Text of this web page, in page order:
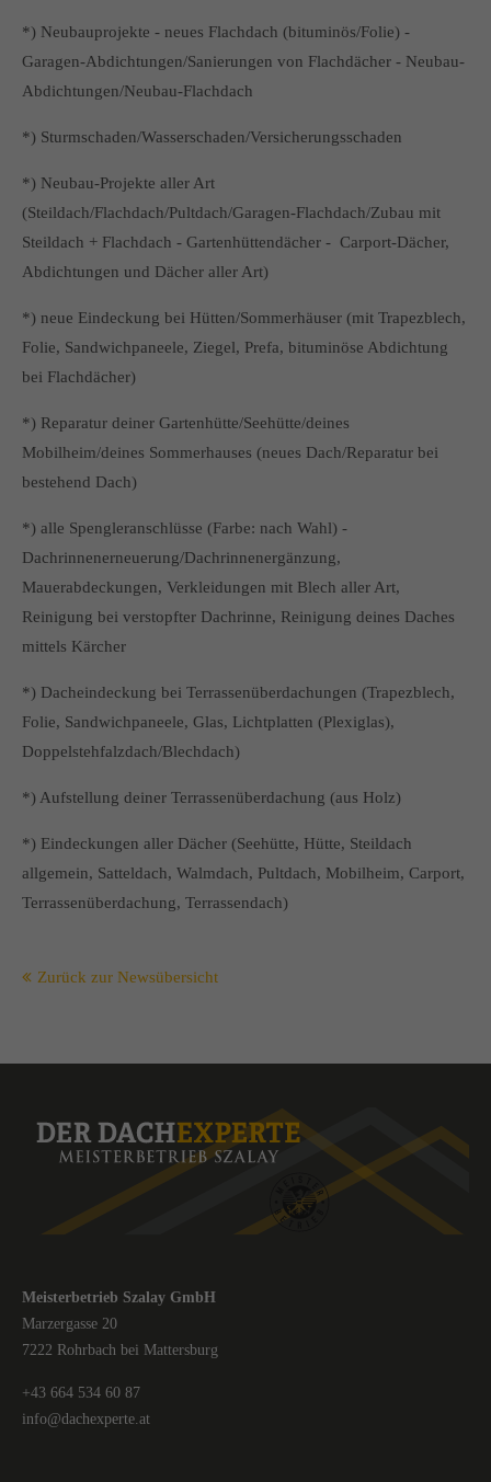
*) Neubauprojekte - neues Flachdach (bituminös/Folie) -
Garagen-Abdichtungen/Sanierungen von Flachdächer - Neubau-
Abdichtungen/Neubau-Flachdach
*) Sturmschaden/Wasserschaden/Versicherungsschaden
*) Neubau-Projekte aller Art
(Steildach/Flachdach/Pultdach/Garagen-Flachdach/Zubau mit
Steildach + Flachdach - Gartenhüttendächer - Carport-Dächer,
Abdichtungen und Dächer aller Art)
*) neue Eindeckung bei Hütten/Sommerhäuser (mit Trapezblech,
Folie, Sandwichpaneele, Ziegel, Prefa, bituminöse Abdichtung
bei Flachdächer)
*) Reparatur deiner Gartenhütte/Seehütte/deines
Mobilheim/deines Sommerhauses (neues Dach/Reparatur bei
bestehend Dach)
*) alle Spengleranschlüsse (Farbe: nach Wahl) -
Dachrinnenerneuerung/Dachrinnenergänzung,
Mauerabdeckungen, Verkleidungen mit Blech aller Art,
Reinigung bei verstopfter Dachrinne, Reinigung deines Daches
mittels Kärcher
*) Dacheindeckung bei Terrassenüberdachungen (Trapezblech,
Folie, Sandwichpaneele, Glas, Lichtplatten (Plexiglas),
Doppelstehfalzdach/Blechdach)
*) Aufstellung deiner Terrassenüberdachung (aus Holz)
*) Eindeckungen aller Dächer (Seehütte, Hütte, Steildach
allgemein, Satteldach, Walmdach, Pultdach, Mobilheim, Carport,
Terrassenüberdachung, Terrassendach)
Zurück zur Newsübersicht
Meisterbetrieb Szalay GmbH
Marzergasse 20
7222 Rohrbach bei Mattersburg
+43 664 534 60 87
info@dachexperte.at